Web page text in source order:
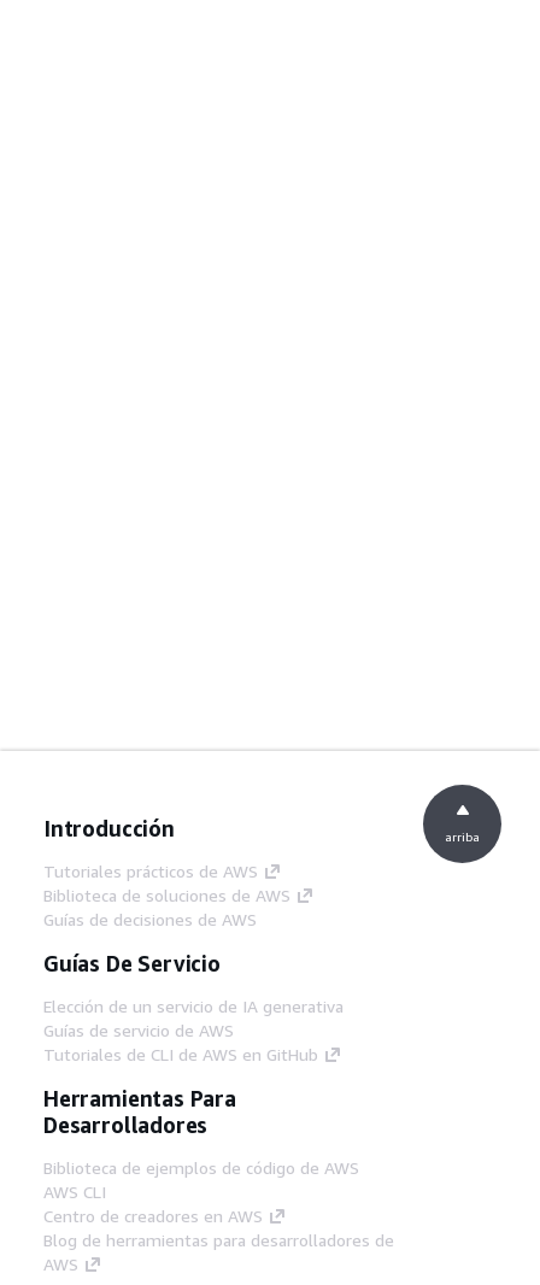
Introducción
Tutoriales prácticos de AWS
Biblioteca de soluciones de AWS
Guías de decisiones de AWS
Guías De Servicio
Elección de un servicio de IA generativa
Guías de servicio de AWS
Tutoriales de CLI de AWS en GitHub
Herramientas Para
Desarrolladores
Biblioteca de ejemplos de código de AWS
AWS CLI
Centro de creadores en AWS
Blog de herramientas para desarrolladores de
AWS
arriba